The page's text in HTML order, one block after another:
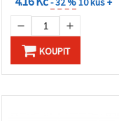
KOUPIT